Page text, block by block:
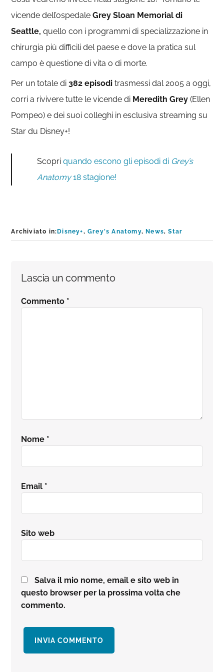
vicende dell’ospedaleGrey Sloan Memorial di
Seattle,quello con i programmi di specializzazione in
chirurgia più difficili del paese e dove la pratica sul
campo è questione di vita o di morte.
Per un totale di382 episoditrasmessi dal 2005 a oggi,
corri a rivivere tutte le vicende di Meredith Grey(Ellen
Pompeo) e dei suoi colleghi in esclusiva streaming su
Star du Disney+!
Scopriquando escono gli episodi di Grey’s
Anatomy18 stagione!
Archiviato in: Disney+,Grey's Anatomy, News,Star
Interazioni
del
Lascia un commento
Commento *
Nome *
Email *
Sito web
Salva il mio nome, email e sito web in
questo browser per la prossima volta che
commento.